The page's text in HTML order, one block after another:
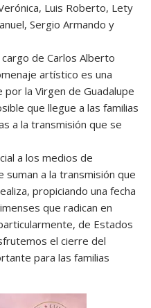
Luis Roberto, Lety
Sergio Armando y
de Carlos Alberto
artístico es una
la Virgen de Guadalupe
que llegue a las familias
a la transmisión que se
a los medios de
suman a la transmisión que
propiciando una fecha
que radican en
de Estados
el cierre del
para las familias